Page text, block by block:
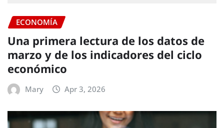
ECONOMÍA
Una primera lectura de los datos de
marzo y de los indicadores del ciclo
económico
Mary Apr 3, 2026